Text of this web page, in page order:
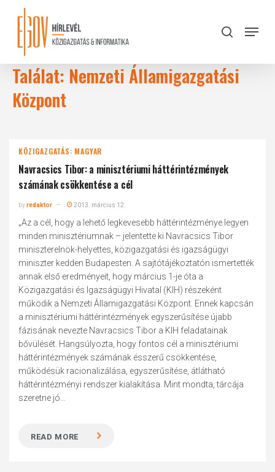
content
search
Menu
Találat: Nemzeti Államigazgatási
Központ
KÖZIGAZGATÁS: MAGYAR
Navracsics Tibor: a minisztériumi háttérintézmények
számának csökkentése a cél
byredaktor 2013. március 12.
„Az a cél, hogy a lehető legkevesebb háttérintézménye legyen
minden minisztériumnak – jelentette ki Navracsics Tibor
miniszterelnök-helyettes, közigazgatási és igazságügyi
miniszter kedden Budapesten. A sajtótájékoztatón ismertették
annak első eredményeit, hogy március 1-je óta a
Közigazgatási és Igazságügyi Hivatal (KIH) részeként
működik a Nemzeti Államigazgatási Központ. Ennek kapcsán
a minisztériumi háttérintézmények egyszerűsítése újabb
fázisának nevezte Navracsics Tibor a KIH feladatainak
bővülését. Hangsúlyozta, hogy fontos cél a minisztériumi
háttérintézmények számának ésszerű csökkentése,
működésük racionalizálása, egyszerűsítése, átlátható
háttérintézményi rendszer kialakítása. Mint mondta, tárcája
szeretne jó...
READ MORE
Close